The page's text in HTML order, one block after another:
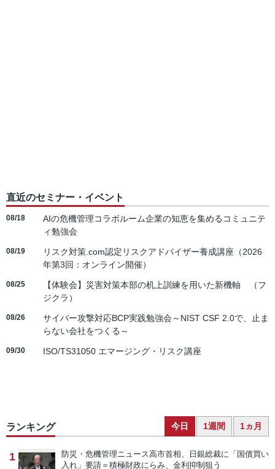
直近のセミナー・イベント
08/18
AIの危機管理コラボルーム企業の知恵を集めるコミュニテ
ィ勉強会
08/19
リスク対策.com認定リスクアドバイザー養成講座（2026
年第3回：オンライン開催）
08/25
【体験会】災害対策本部の机上訓練を用いた新機軸 （フ
ジクラ）
08/26
サイバー攻撃対応BCP実践勉強会～NIST CSF 2.0で、止ま
らない会社をつくる～
09/30 ISO/TS31050 エマージング・リスク講座
ランキング 今日 1週間 1ヵ月
1 防災・危機管理ニュース高市首相、日銀総裁に「国債買い
入れ」要請＝積極財政にらみ、金利抑制狙う